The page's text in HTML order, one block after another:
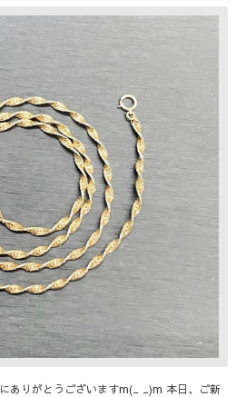
ありがとうございますm(_ _)m 本日、ご新